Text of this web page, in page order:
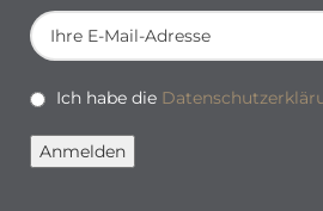
Ich habe die